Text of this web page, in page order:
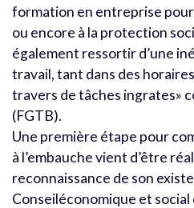
formation en entreprise
ou encore à la protection
également ressortir d’une
travail, tant dans des
travers de tâches ingrates»
(FGTB).
Une première étape pour
à l’embauche vient d’être
reconnaissance de son
Conseiléconomique et social